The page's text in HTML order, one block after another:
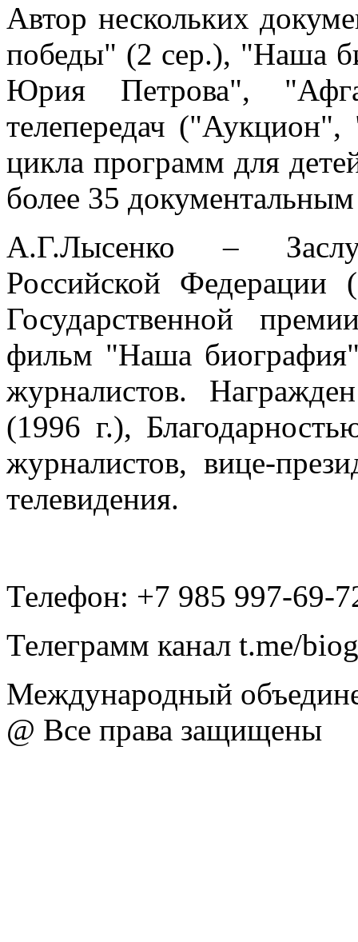
Автор нескольких
победы" (2 сер.), "Наша
Юрия Петрова",
телепередач
цикла программ для
более 35
А.Г.Лысенко –
Российской
Государственной
фильм "Наша
журналистов.
(1996 г.),
журналистов, вице-
телевидения.
Телефон: +7 985 997-69-
Телеграмм канал t.me/
Международный
@ Все права защищены